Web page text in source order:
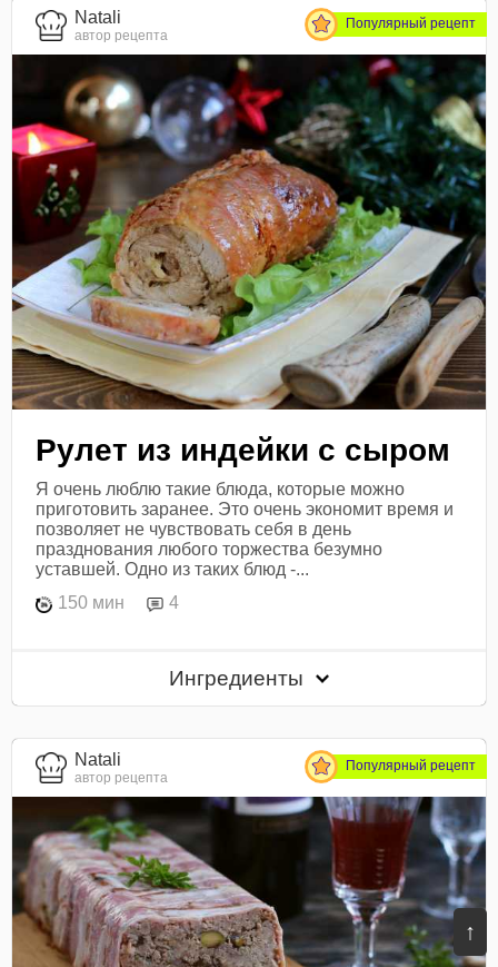
↑
Natali
автор рецепта
Популярный рецепт
Рулет из индейки с сыром
Я очень люблю такие блюда, которые можно
приготовить заранее. Это очень экономит время и
позволяет не чувствовать себя в день
празднования любого торжества безумно
уставшей. Одно из таких блюд -...
150 мин
4
Ингредиенты
Natali
автор рецепта
Популярный рецепт